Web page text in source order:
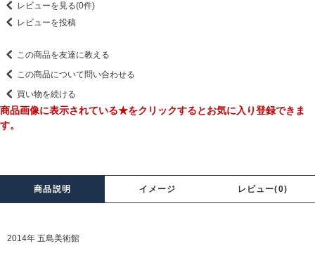
レビューを見る(0件)
レビューを投稿
この商品を友達に教える
この商品について問い合わせる
買い物を続ける
商品画像に表示されている★をクリックするとお気に入り登録できま
す。
商品説明 イメージ レビュー(0)
2014年 五島美術館